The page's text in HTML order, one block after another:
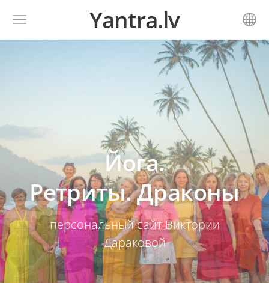
Yantra.lv
Йога.
Ретриты. Драконы
персональный сайт Виктории
Дараковой